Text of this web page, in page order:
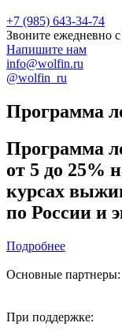
+7 (985) 643-34-74
Звоните ежедневно
Напишите нам
info@wolfin.ru
@wolfin_ru
Программа
Программа
от 5 до 25%
курсах
по России и
Подробнее
Основные партнеры:
При поддержке: